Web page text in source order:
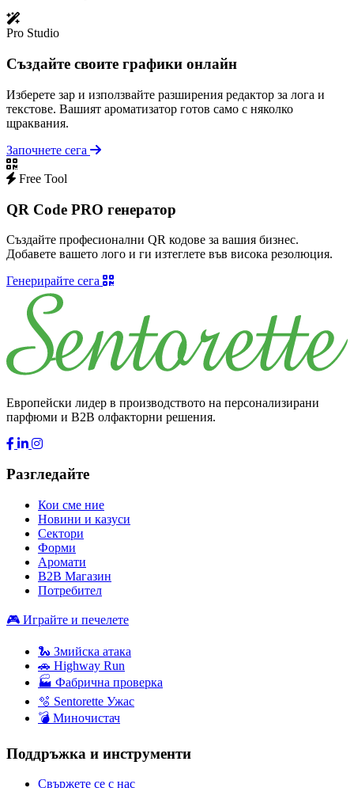
Pro Studio
Създайте своите графики онлайн
Изберете зар и използвайте разширения редактор за лога и
текстове. Вашият ароматизатор готов само с няколко
щраквания.
Започнете сега
Free Tool
QR Code PRO генератор
Създайте професионални QR кодове за вашия бизнес.
Добавете вашето лого и ги изтеглете във висока резолюция.
Генерирайте сега
Европейски лидер в производството на персонализирани
парфюми и B2B олфакторни решения.
Разгледайте
Кои сме ние
Новини и казуси
Сектори
Форми
Аромати
B2B Магазин
Потребител
🎮 Играйте и печелете
🐍 Змийска атака
🚗 Highway Run
🏭 Фабрична проверка
🫧 Sentorette Ужас
💣 Миночистач
Поддръжка и инструменти
Свържете се с нас